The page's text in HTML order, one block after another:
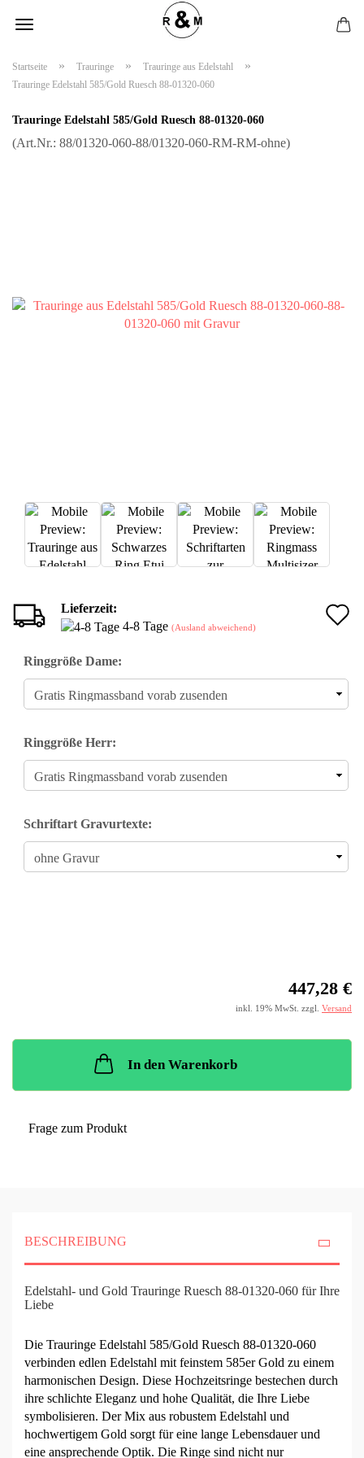
Startseite » Trauringe » Trauringe aus Edelstahl »
Trauringe Edelstahl 585/Gold Ruesch 88-01320-060
Trauringe Edelstahl 585/Gold Ruesch 88-01320-060
(Art.Nr.: 88/01320-060-88/01320-060-RM-RM-ohne)
Lieferzeit:
4-8 Tage (Ausland abweichend)
Ringgröße Dame:
Ringgröße Herr:
Schriftart Gravurtexte:
447,28 €
inkl. 19% MwSt. zzgl. Versand
In den Warenkorb
Frage zum Produkt
BESCHREIBUNG
Edelstahl- und Gold Trauringe Ruesch 88-01320-060 für Ihre
Liebe
Die Trauringe Edelstahl 585/Gold Ruesch 88-01320-060
verbinden edlen Edelstahl mit feinstem 585er Gold zu einem
harmonischen Design. Diese Hochzeitsringe bestechen durch
ihre schlichte Eleganz und hohe Qualität, die Ihre Liebe
symbolisieren. Der Mix aus robustem Edelstahl und
hochwertigem Gold sorgt für eine lange Lebensdauer und
eine ansprechende Optik. Die Ringe sind nicht nur